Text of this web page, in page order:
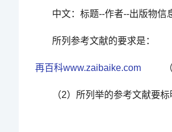
中文：标题--作者--出版物信
所列参考文献的要求是：
再百科www.zaibaike.com （1
（2）所列举的参考文献要标